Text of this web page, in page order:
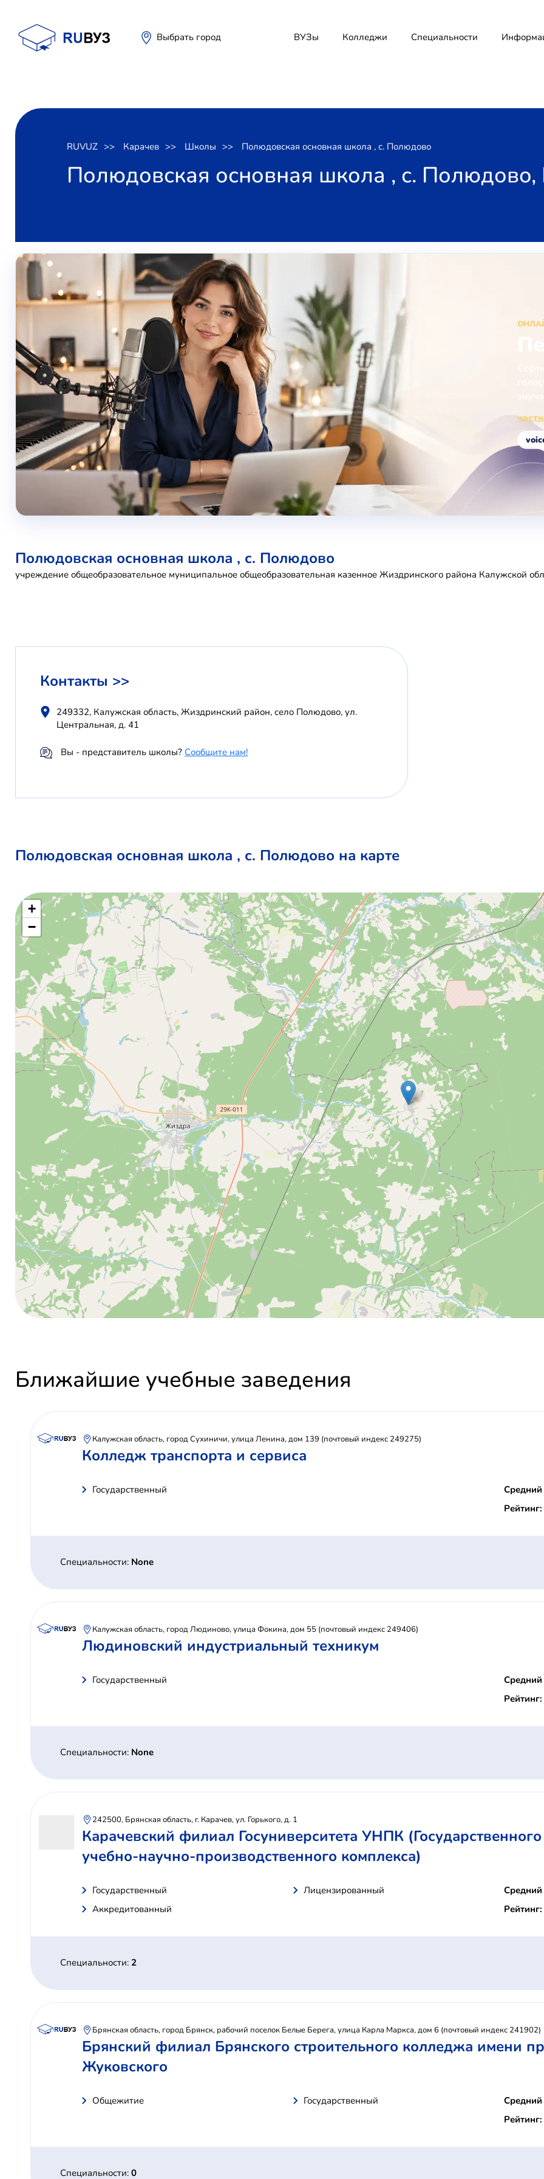
Выбрать город ВУЗы Колледжи Специальности
RUVUZ Карачев Школы Полюдовская основная школа , с. Полюдово
Полюдовская основная школа , с. Полюдово,
Полюдовская основная школа , с. Полюдово
учреждение общеобразовательное муниципальное общеобразовательная казенное Жиздринского района Калужской
Контакты >>
249332, Калужская область, Жиздринский район, село Полюдово, ул.
Центральная, д. 41
Вы - представитель школы? Сообщите нам!
Полюдовская основная школа , с. Полюдово на карте
+
−
Ближайшие учебные заведения
Калужская область, город Сухиничи, улица Ленина, дом 139 (почтовый индекс 249275)
Колледж транспорта и сервиса
Государственный
Специальности: None
Калужская область, город Людиново, улица Фокина, дом 55 (почтовый индекс 249406)
Людиновский индустриальный техникум
Государственный
Специальности: None
242500, Брянская область, г. Карачев, ул. Горького, д. 1
Карачевский филиал Госуниверситета УНПК (Государственного
учебно-научно-производственного комплекса)
Государственный
Лицензированный
Аккредитованный
Специальности: 2
Брянская область, город Брянск, рабочий поселок Белые Берега, улица Карла Маркса, дом 6 (почтовый индекс 241902)
Брянский филиал Брянского строительного колледжа имени
Жуковского
Общежитие Государственный
Специальности: 0